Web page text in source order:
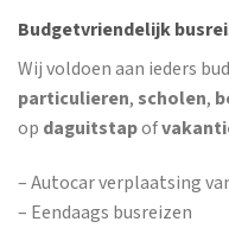
Budgetvriendelijk
Wij voldoen aan ieders
particulieren,scholen,
op daguitstapof
– Autocar verplaatsing
– Eendaags busreizen